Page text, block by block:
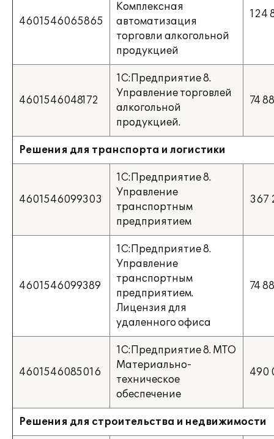
4601546065865
Комплексная
автоматизация
торговли алкогольной
продукцией
124
4601546048172
1С:Предприятие 8.
Управление торговлей
алкогольной
продукцией.
74
Решения для транспорта и логистики
4601546099303
1С:Предприятие 8.
Управление
транспортным
предприятием
367
4601546099389
1С:Предприятие 8.
Управление
транспортным
предприятием.
Лицензия для
удаленного офиса
74
4601546085016
1С:Предприятие 8. МТО
Материально-
техническое
обеспечение
490
Решения для строительства и недвижимости